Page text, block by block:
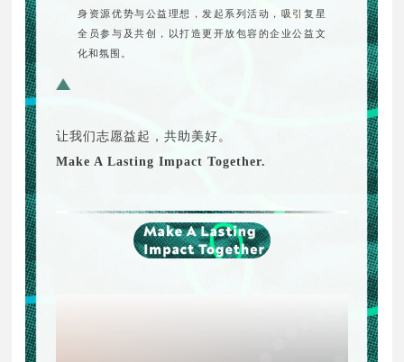
身资源优势与公益理想，发起系列活动，吸引复星
全员参与及共创，以打造更开放包容的企业公益文
化和氛围。
让我们志愿益起，共助美好。
Make A Lasting Impact Together.